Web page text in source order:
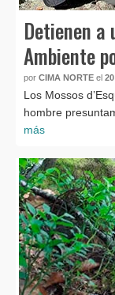
Detienen a
Ambiente
por CIMA NORTE el
Los Mossos
hombre
más